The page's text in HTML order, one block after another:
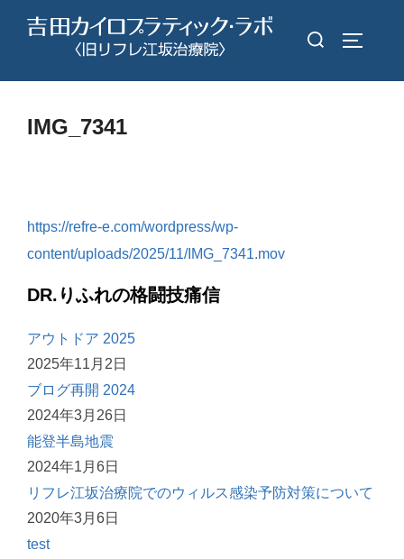
検
対
IMG_7341
https://refre-e.com/wordpress/wp-
content/uploads/2025/11/IMG_7341.mov
DR.りふれの格闘技痛信
アウトドア 2025
2025年11月2日
ブログ再開 2024
2024年3月26日
能登半島地震
2024年1月6日
リフレ江坂治療院でのウィルス感染予防対策について
2020年3月6日
test